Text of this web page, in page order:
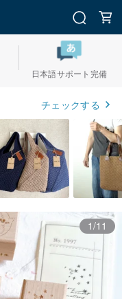
日本語サポート完備
チェックする
1/11